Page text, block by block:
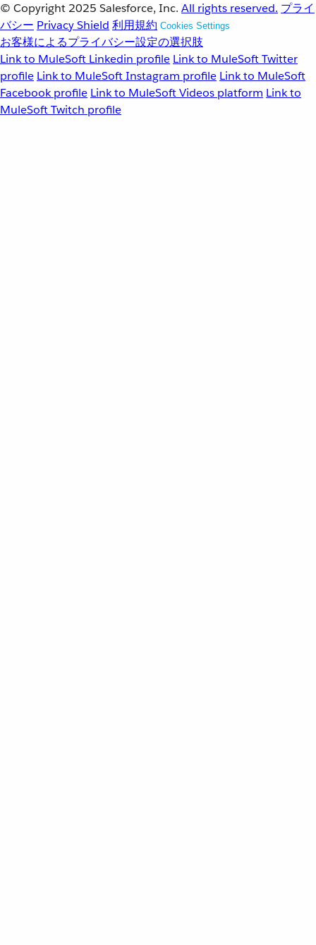
© Copyright 2025 Salesforce, Inc. All rights reserved. プライ
バシー Privacy Shield 利用規約 Cookies Settings
お客様によるプライバシー設定の選択肢
Link to MuleSoft Linkedin profile Link to MuleSoft Twitter
profile Link to MuleSoft Instagram profile Link to MuleSoft
Facebook profile Link to MuleSoft Videos platform Link to
MuleSoft Twitch profile